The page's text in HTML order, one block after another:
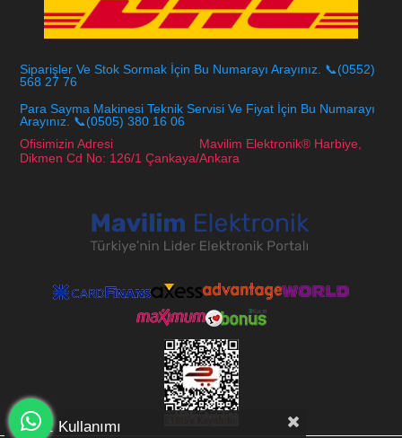
Siparişler Ve Stok Sormak İçin Bu Numarayı Arayınız. 📞(0552)
568 27 76
Para Sayma Makinesi Teknik Servisi Ve Fiyat İçin Bu Numarayı
Arayınız. 📞(0505) 380 16 06
Ofisimizin Adresi Mavilim Elektronik® Harbiye,
Dikmen Cd No: 126/1 Çankaya/Ankara
Çerez Kullanımı